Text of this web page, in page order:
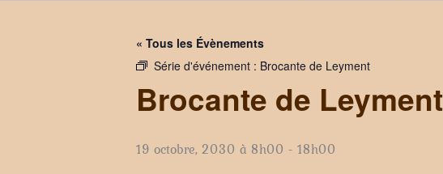
« Tous les Évènements
Série d'événement : Brocante de Leyment
Brocante de Leyment
19 octobre, 2030 à 8h00 - 18h00